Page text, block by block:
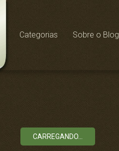
Categorias Sobre o Blog
CARREGANDO...